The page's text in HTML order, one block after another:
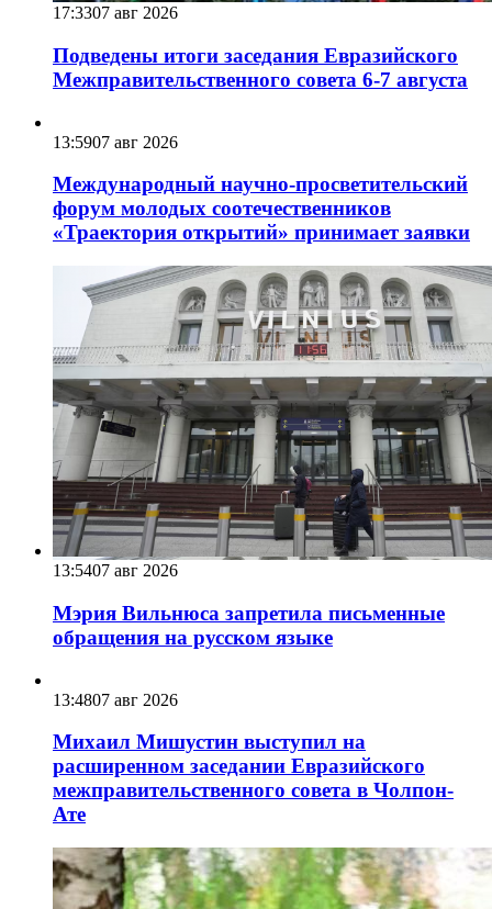
17:3307 авг 2026
Подведены итоги заседания Евразийского
Межправительственного совета 6-7 августа
13:5907 авг 2026
Международный научно-просветительский
форум молодых соотечественников
«Траектория открытий» принимает заявки
13:5407 авг 2026
Мэрия Вильнюса запретила письменные
обращения на русском языке
13:4807 авг 2026
Михаил Мишустин выступил на
расширенном заседании Евразийского
межправительственного совета в Чолпон-
Ате